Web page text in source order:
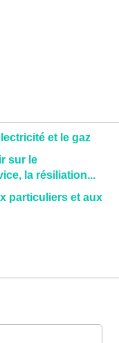
et le gaz
sur le
la résiliation...
particuliers et aux